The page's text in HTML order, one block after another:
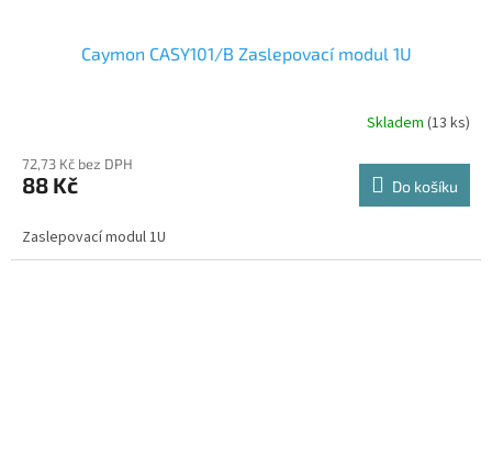
Caymon CASY101/B Zaslepovací modul 1U
Skladem (13 ks)
72,73 Kč bez DPH
88 Kč Do košíku
Zaslepovací modul 1U